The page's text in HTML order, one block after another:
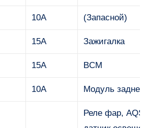
10А (Запасной)
15А Зажигалка
15А BCM
10А Модуль
Реле фар,